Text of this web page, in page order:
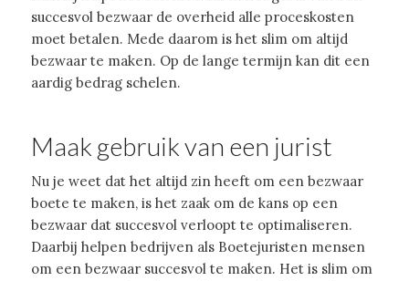
succesvol bezwaar de overheid alle proceskosten
moet betalen. Mede daarom is het slim om altijd
bezwaar te maken. Op de lange termijn kan dit een
aardig bedrag schelen.
Maak gebruik van een jurist
Nu je weet dat het altijd zin heeft om een bezwaar
boete te maken, is het zaak om de kans op een
bezwaar dat succesvol verloopt te optimaliseren.
Daarbij helpen bedrijven als Boetejuristen mensen
om een bezwaar succesvol te maken. Het is slim om